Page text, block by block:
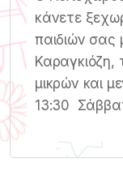
κάνετε
παιδιών σας
μικρών και
13:30